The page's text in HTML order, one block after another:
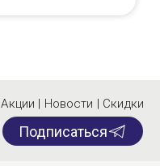
Акции | Новости | Скидки
Подписаться